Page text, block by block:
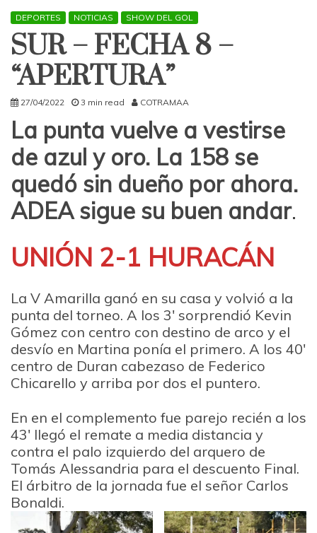
DEPORTES NOTICIAS SHOW DEL GOL
SUR – FECHA 8 –
“APERTURA”
27/04/2022 3 min read COTRAMAA
La punta vuelve a vestirse
de azul y oro. La 158 se
quedó sin dueño por ahora.
ADEA sigue su buen andar.
UNIÓN 2-1 HURACÁN
La V Amarilla ganó en su casa y volvió a la
punta del torneo. A los 3′ sorprendió Kevin
Gómez con centro con destino de arco y el
desvío en Martina ponía el primero. A los 40′
centro de Duran cabezaso de Federico
Chicarello y arriba por dos el puntero.
En en el complemento fue parejo recién a los
43′ llegó el remate a media distancia y
contra el palo izquierdo del arquero de
Tomás Alessandria para el descuento Final.
El árbitro de la jornada fue el señor Carlos
Bonaldi.